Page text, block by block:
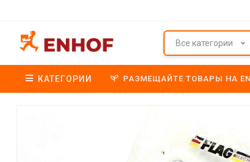
Все категории
КАТЕГОРИИ РАЗМЕЩАЙТЕ ТОВАРЫ НА